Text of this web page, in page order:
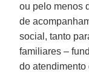
ou pelo menos
de
social, tanto
familiares –
do atendimento